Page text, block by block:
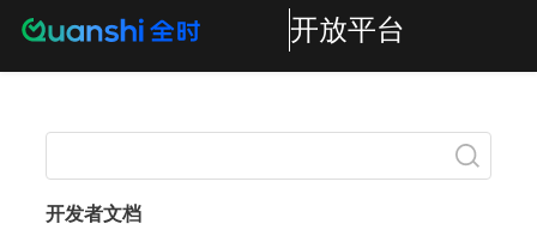
开放平台
开发者文档